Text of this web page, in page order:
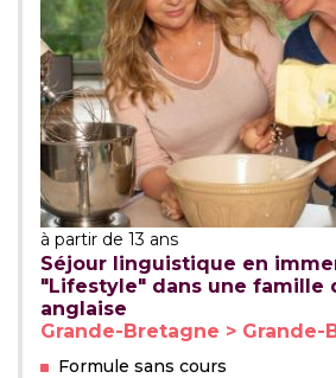
à partir de 13 ans
Séjour linguistique en
"Lifestyle" dans une famille
anglaise
Grande-Bretagne > Grande-
Formule sans cours